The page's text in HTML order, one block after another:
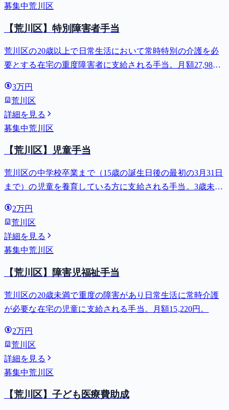
募集中荒川区
【荒川区】特別障害者手当
荒川区の20歳以上で日常生活において常時特別の介護を必
要とする在宅の重度障害者に支給される手当。月額27,980
3万円
荒川区
詳細を見る
募集中荒川区
【荒川区】児童手当
荒川区の中学校卒業まで（15歳の誕生日後の最初の3月31日
まで）の児童を養育している方に支給される手当。3歳未満
子以降は15,000円）、中学生は月額10,000円。
2万円
荒川区
詳細を見る
募集中荒川区
【荒川区】障害児福祉手当
荒川区の20歳未満で重度の障害があり日常生活に常時介護
が必要な在宅の児童に支給される手当。月額15,220円。
2万円
荒川区
詳細を見る
募集中荒川区
【荒川区】子ども医療費助成